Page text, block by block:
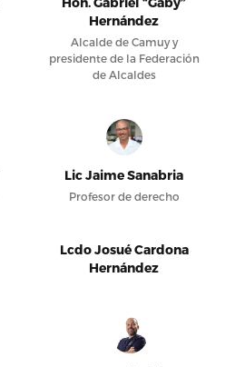
Hernández
Alcalde de Camuy y
presidente de la Federación
de Alcaldes
Lic Jaime Sanabria
Profesor de derecho
Lcdo Josué Cardona
Hernández